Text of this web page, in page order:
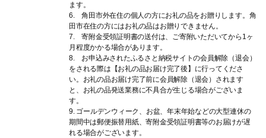
ます。
6. 角田市外在住の個人の方にお礼の品をお贈りします。角
田市在住の方にはお礼の品はお贈りできません。
7. 寄附金受領証明書の送付は、ご寄附いただいてから1ヶ
月程度かかる場合があります。
8. お申込みされたふるさと納税サイトの会員解除（退会）
をされる際は【お礼の品お届け完了後】に行ってくださ
い。お礼の品お届け完了前に会員解除（退会）されます
と、お礼の品発送業務に不具合が生じる場合がございま
す。
9. ゴールデンウィーク、お盆、年末年始などの大型連休の
期間中は郵便振替用紙、寄附金受領証明書等のお届けが遅
れる場合がございます。